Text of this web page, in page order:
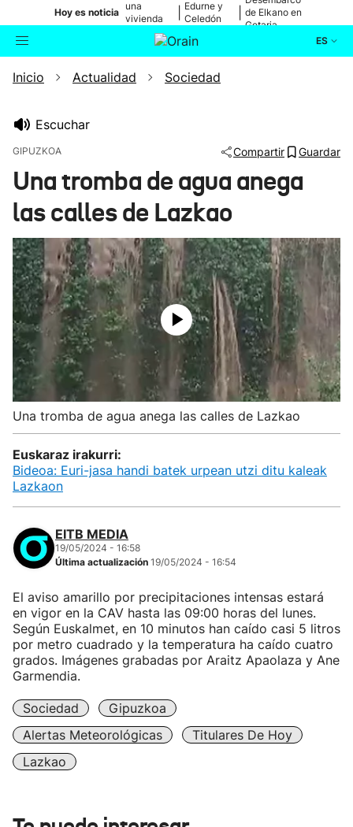
Hoy es noticia
una
vivienda
de Bilbao
Edurne y
Celedón
de Elkano en
Getaria
ES
Buscador Actualidad
Ikusmiran
Eguraldia
Inicio Actualidad Sociedad
Escuchar
GIPUZKOA Compartir Guardar
Una tromba de agua anega
las calles de Lazkao
Una tromba de agua anega las calles de Lazkao
Euskaraz irakurri:
Bideoa: Euri-jasa handi batek urpean utzi ditu kaleak
Lazkaon
EITB MEDIA
19/05/2024 - 16:58
Última actualización 19/05/2024 - 16:54
El aviso amarillo por precipitaciones intensas estará
en vigor en la CAV hasta las 09:00 horas del lunes.
Según Euskalmet, en 10 minutos han caído casi 5 litros
por metro cuadrado y la temperatura ha caído cuatro
grados. Imágenes grabadas por Araitz Apaolaza y Ane
Garmendia.
Sociedad
Gipuzkoa
Alertas Meteorológicas
Titulares De Hoy
Lazkao